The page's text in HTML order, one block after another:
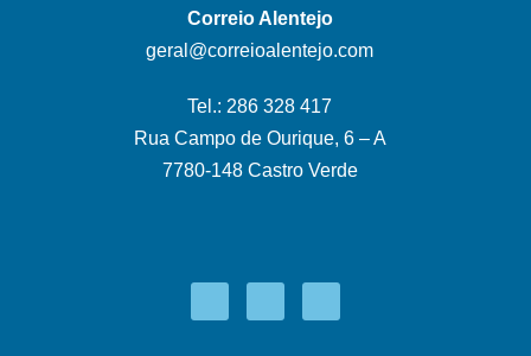
Correio Alentejo
geral@correioalentejo.com
Tel.: 286 328 417
Rua Campo de Ourique, 6 – A
7780-148 Castro Verde